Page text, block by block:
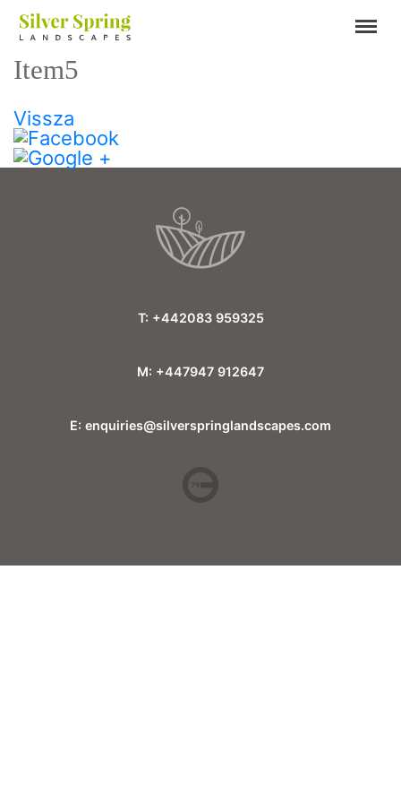
Item5
Vissza
T: +442083 959325
M: +447947 912647
E: enquiries@silverspringlandscapes.com